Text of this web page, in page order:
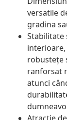
versatile
gradina
Stabilitate
robustețe
ranforsat
atunci